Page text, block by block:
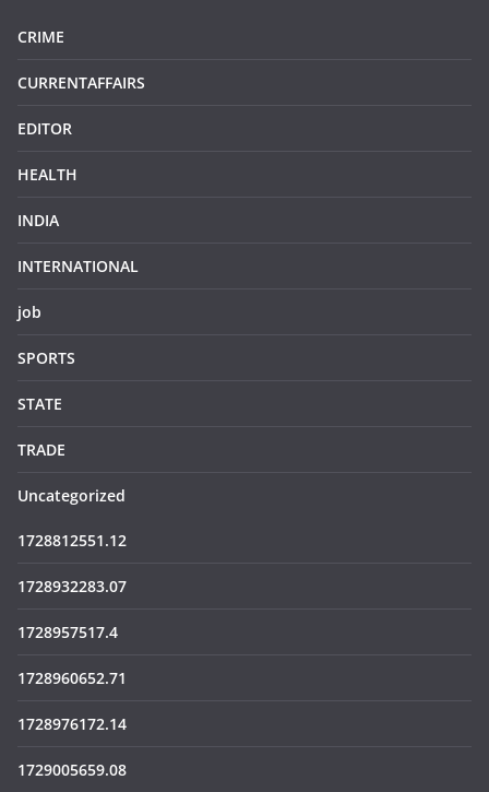
7
CRIME
CURRENTAFFAIRS
EDITOR
HEALTH
INDIA
INTERNATIONAL
job
SPORTS
STATE
TRADE
Uncategorized
1728812551.12
1728932283.07
1728957517.4
1728960652.71
1728976172.14
1729005659.08